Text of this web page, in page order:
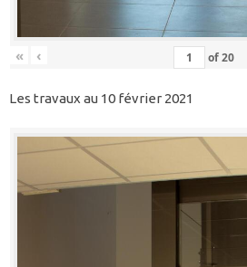
« ‹ of20
Les travaux au 10 février 2021